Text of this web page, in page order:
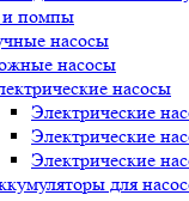
помпы
насосы
насосы
насосы
Электрические
Электрические
Электрические
для